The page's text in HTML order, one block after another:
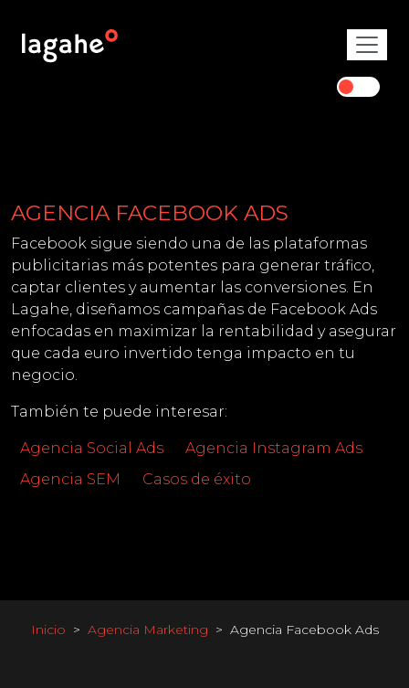
AGENCIA FACEBOOK ADS
Facebook sigue siendo una de las plataformas
publicitarias más potentes para generar tráfico,
captar clientes y aumentar las conversiones. En
Lagahe, diseñamos campañas de Facebook Ads
enfocadas en maximizar la rentabilidad y asegurar
que cada euro invertido tenga impacto en tu
negocio.
También te puede interesar:
Agencia Social Ads
Agencia Instagram Ads
Agencia SEM
Casos de éxito
Inicio Agencia Marketing Agencia Facebook Ads